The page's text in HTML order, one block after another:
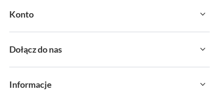
Konto
Dołącz do nas
Informacje